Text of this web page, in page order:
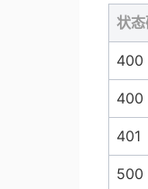
状
400
400
401
500